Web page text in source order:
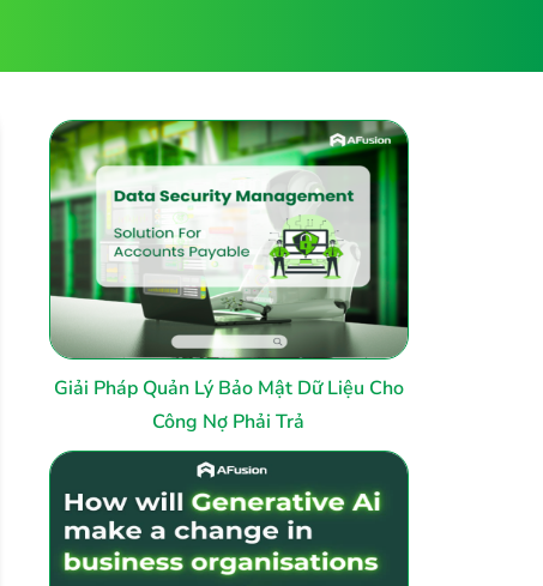
Giải Pháp Quản Lý Bảo Mật Dữ Liệu Cho
Công Nợ Phải Trả